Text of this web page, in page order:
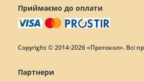
Приймаємо до оплати
Copyright © 2014-2026 «Протокол». Всі
Партнери